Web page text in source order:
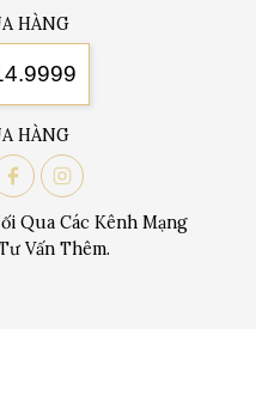
HÀNG
HÀNG
Qua Các Kênh Mạng
Vấn Thêm.